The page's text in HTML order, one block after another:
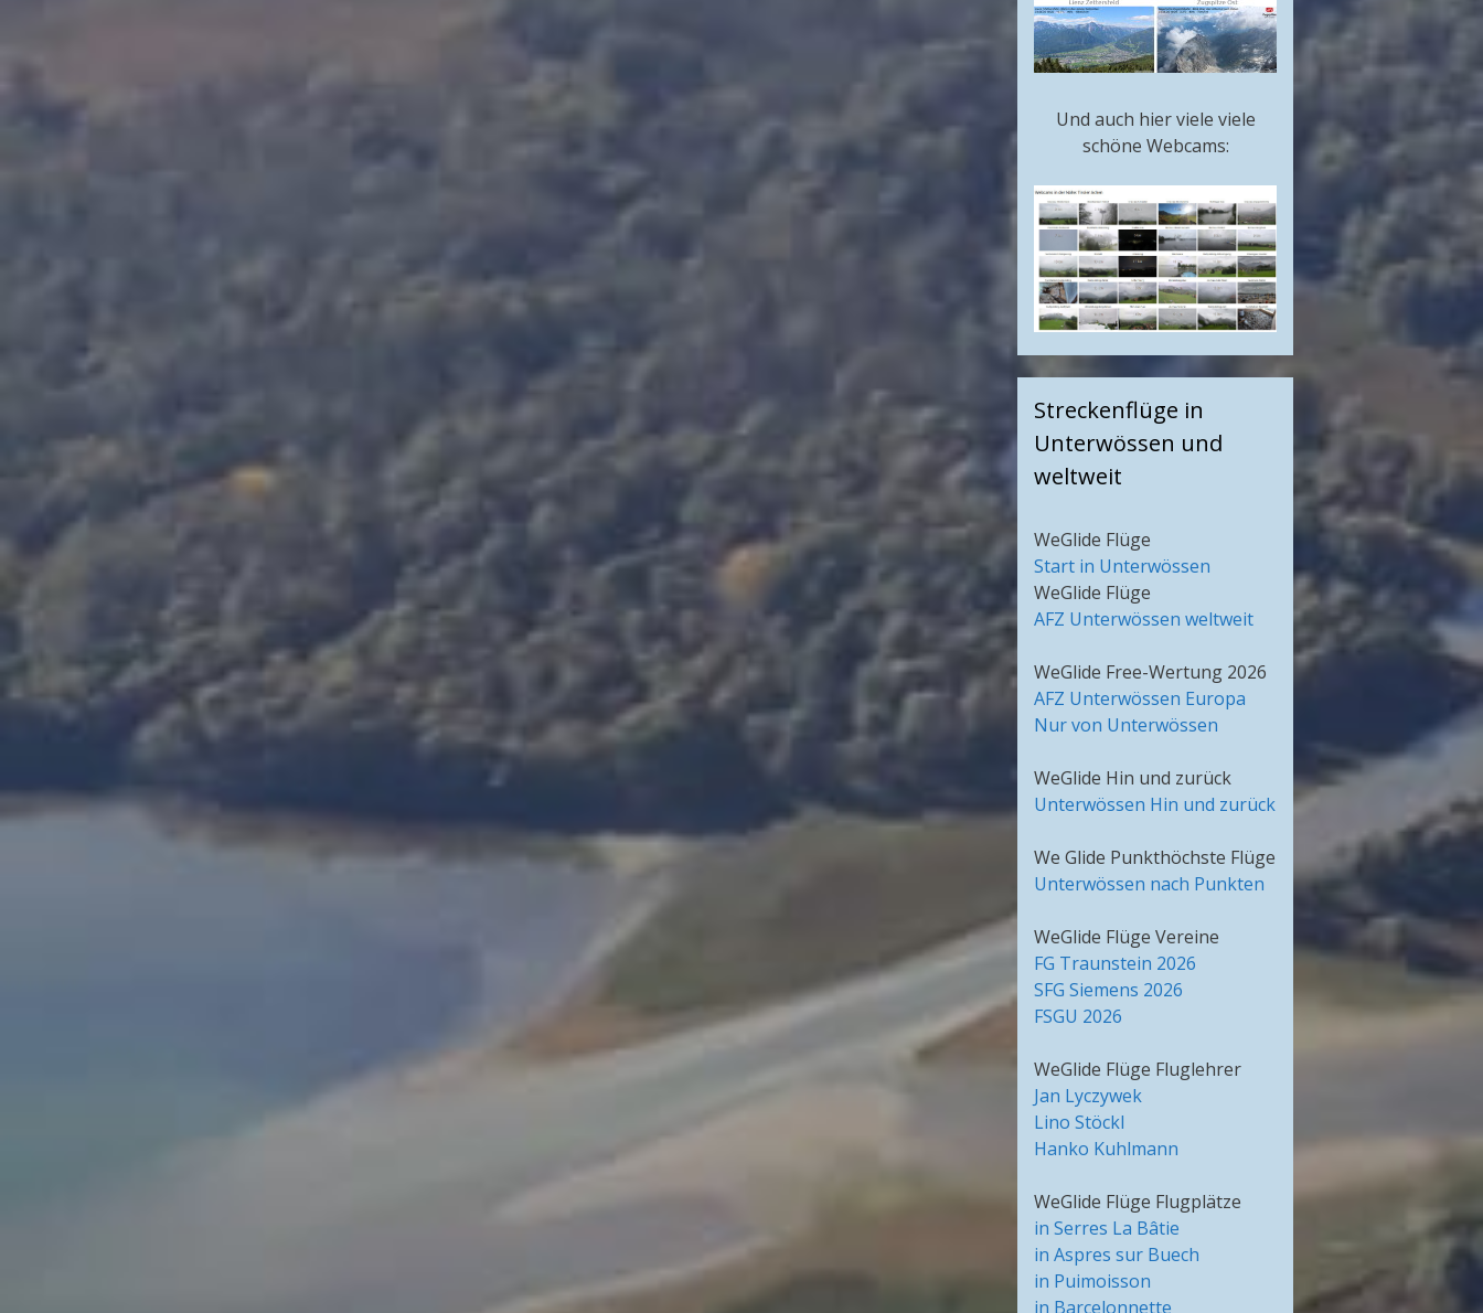
Und auch hier viele viele
schöne Webcams:
Streckenflüge in
Unterwössen und
weltweit
WeGlide Flüge
Start in Unterwössen
WeGlide Flüge
AFZ Unterwössen weltweit
WeGlide Free-Wertung 2026
AFZ Unterwössen Europa
Nur von Unterwössen
WeGlide Hin und zurück
Unterwössen Hin und zurück
We Glide Punkthöchste Flüge
Unterwössen nach Punkten
WeGlide Flüge Vereine
FG Traunstein 2026
SFG Siemens 2026
FSGU 2026
WeGlide Flüge Fluglehrer
Jan Lyczywek
Lino Stöckl
Hanko Kuhlmann
WeGlide Flüge Flugplätze
in Serres La Bâtie
in Aspres sur Buech
in Puimoisson
in Barcelonnette